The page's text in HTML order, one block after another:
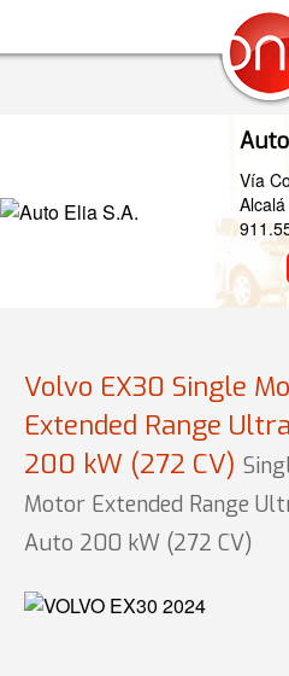
Vía
Volvo EX30 Single
Extended Range
200 kW (272 CV)
Motor Extended Range
Auto 200 kW (272 CV)